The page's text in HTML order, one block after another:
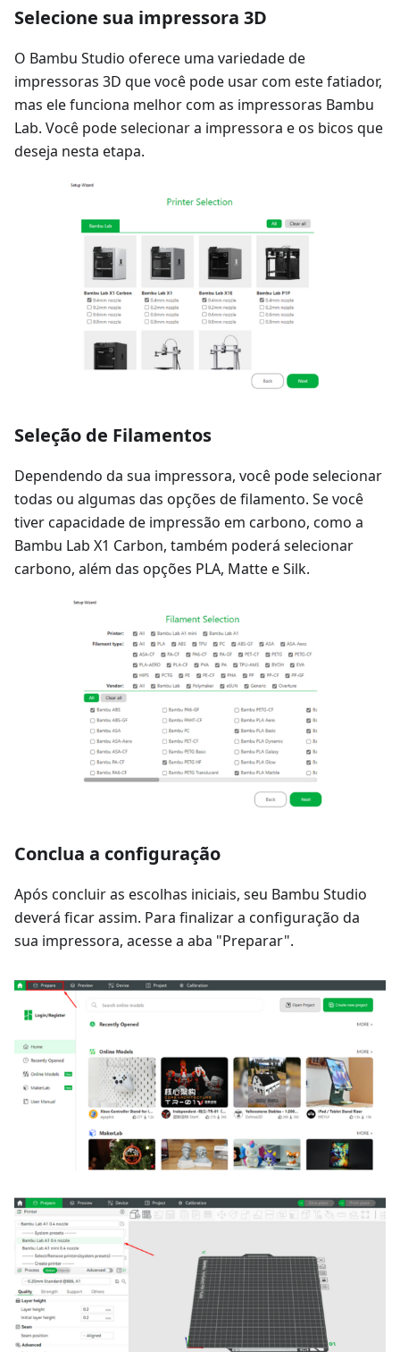
Selecione sua impressora 3D
O Bambu Studio oferece uma variedade de
impressoras 3D que você pode usar com este fatiador,
mas ele funciona melhor com as impressoras Bambu
Lab. Você pode selecionar a impressora e os bicos que
deseja nesta etapa.
Seleção de Filamentos
Dependendo da sua impressora, você pode selecionar
todas ou algumas das opções de filamento. Se você
tiver capacidade de impressão em carbono, como a
Bambu Lab X1 Carbon, também poderá selecionar
carbono, além das opções PLA, Matte e Silk.
Conclua a configuração
Após concluir as escolhas iniciais, seu Bambu Studio
deverá ficar assim. Para finalizar a configuração da
sua impressora, acesse a aba "Preparar".